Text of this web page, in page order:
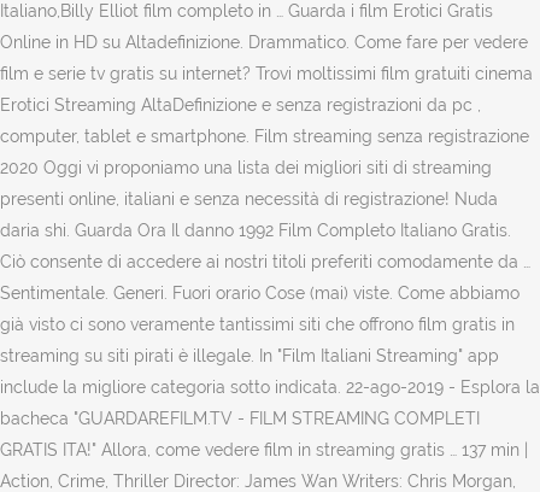
Italiano,Billy Elliot film completo in … Guarda i film Erotici Gratis
Online in HD su Altadefinizione. Drammatico. Come fare per vedere
film e serie tv gratis su internet? Trovi moltissimi film gratuiti cinema
Erotici Streaming AltaDefinizione e senza registrazioni da pc ,
computer, tablet e smartphone. Film streaming senza registrazione
2020 Oggi vi proponiamo una lista dei migliori siti di streaming
presenti online, italiani e senza necessità di registrazione! Nuda
daria shi. Guarda Ora Il danno 1992 Film Completo Italiano Gratis.
Ciò consente di accedere ai nostri titoli preferiti comodamente da …
Sentimentale. Generi. Fuori orario Cose (mai) viste. Come abbiamo
già visto ci sono veramente tantissimi siti che offrono film gratis in
streaming su siti pirati è illegale. In "Film Italiani Streaming" app
include la migliore categoria sotto indicata. 22-ago-2019 - Esplora la
bacheca "GUARDAREFILM.TV - FILM STREAMING COMPLETI
GRATIS ITA!" Allora, come vedere film in streaming gratis … 137 min |
Action, Crime, Thriller Director: James Wan Writers: Chris Morgan,